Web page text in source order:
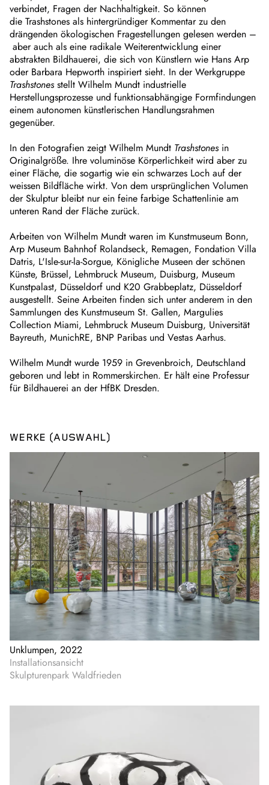
verbindet, Fragen der Nachhaltigkeit. So können
die Trashstones als hintergründiger Kommentar zu den
drängenden ökologischen Fragestellungen gelesen werden –
aber auch als eine radikale Weiterentwicklung einer
abstrakten Bildhauerei, die sich von Künstlern wie Hans Arp
oder Barbara Hepworth inspiriert sieht. In der Werkgruppe
Trashstonesstellt Wilhelm Mundt industrielle
Herstellungsprozesse und funktionsabhängige Formfindungen
einem autonomen künstlerischen Handlungsrahmen
gegenüber.
In den Fotografien zeigt Wilhelm Mundt Trashstonesin
Originalgröße. Ihre voluminöse Körperlichkeit wird aber zu
einer Fläche, die sogartig wie ein schwarzes Loch auf der
weissen Bildfläche wirkt. Von dem ursprünglichen Volumen
der Skulptur bleibt nur ein feine farbige Schattenlinie am
unteren Rand der Fläche zurück.
Arbeiten von Wilhelm Mundt waren im Kunstmuseum Bonn,
Arp Museum Bahnhof Rolandseck, Remagen, Fondation Villa
Datris, L'Isle-sur-la-Sorgue, Königliche Museen der schönen
Künste, Brüssel, Lehmbruck Museum, Duisburg, Museum
Kunstpalast, Düsseldorf und K20 Grabbeplatz, Düsseldorf
ausgestellt. Seine Arbeiten finden sich unter anderem in den
Sammlungen des Kunstmuseum St. Gallen, Margulies
Collection Miami, Lehmbruck Museum Duisburg, Universität
Bayreuth, MunichRE, BNP Paribas und Vestas Aarhus.
Wilhelm Mundt wurde 1959 in Grevenbroich, Deutschland
geboren und lebt in Rommerskirchen. Er hält eine Professur
für Bildhauerei an der HfBK Dresden.
WERKE (AUSWAHL)
Unklumpen, 2022
Installationsansicht
Skulpturenpark Waldfrieden